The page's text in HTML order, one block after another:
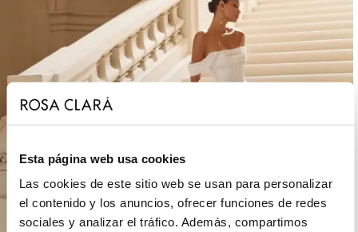
Esta página web usa cookies
Las cookies de este sitio web se usan para personalizar
el contenido y los anuncios, ofrecer funciones de redes
sociales y analizar el tráfico. Además, compartimos